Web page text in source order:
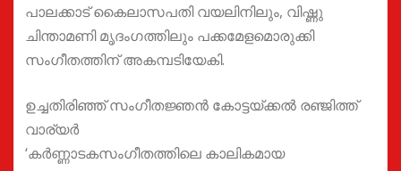
പാലക്കാട് കൈലാസപതി വയലിനിലും, വിഷ്ണു
ചിന്താമണി മൃദംഗത്തിലും പക്കമേളമൊരുക്കി
സംഗീതത്തിന് അകമ്പടിയേകി.
ഉച്ചതിരിഞ്ഞ് സംഗീതജ്ഞൻ കോട്ടയ്ക്കൽ രഞ്ജിത്ത്
വാര്യർ
‘കർണ്ണാടകസംഗീതത്തിലെ കാലികമായ